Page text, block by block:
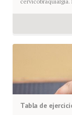
Tabla de